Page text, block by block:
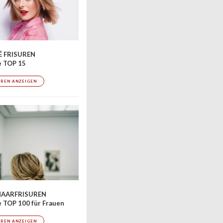
FRISUREN
TOP 15
ANZEIGEN
TOP 100 für Frauen
ANZEIGEN